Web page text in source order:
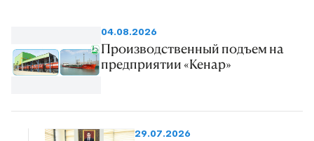
04.08.2026
Производственный подъем на
предприятии «Кенар»
29.07.2026